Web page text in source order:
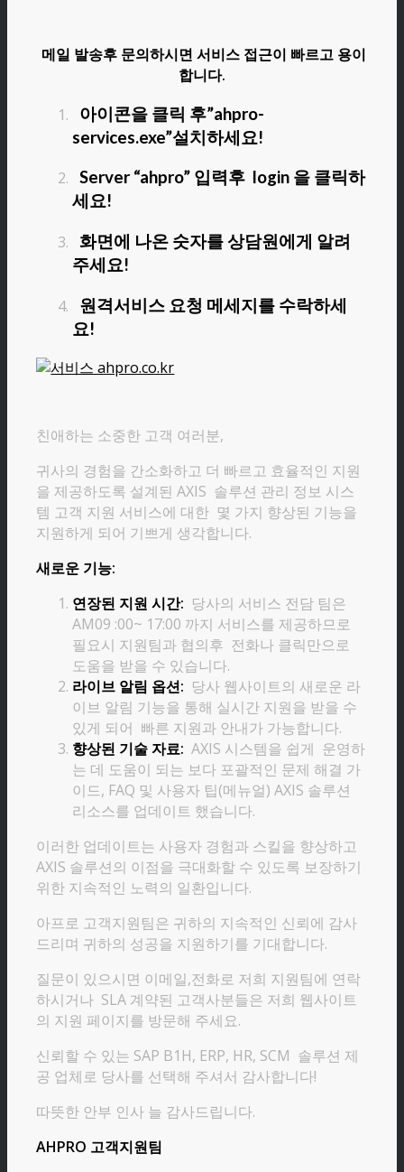
메일 발송후 문의하시면 서비스 접근이 빠르고 용이
합니다.
아이콘을 클릭 후”ahpro-
services.exe”설치하세요!
Server “ahpro” 입력후 login 을 클릭하
세요!
화면에 나온 숫자를 상담원에게 알려
주세요!
원격서비스 요청 메세지를 수락하세
요!
친애하는 소중한 고객 여러분,
귀사의 경험을 간소화하고 더 빠르고 효율적인 지원
을 제공하도록 설계된 AXIS 솔루션 관리 정보 시스
템 고객 지원 서비스에 대한 몇 가지 향상된 기능을
지원하게 되어 기쁘게 생각합니다.
새로운 기능:
연장된 지원 시간: 당사의 서비스 전담 팀은
AM09 :00~ 17:00 까지 서비스를 제공하므로
필요시 지원팀과 협의후 전화나 클릭만으로
도움을 받을 수 있습니다.
라이브 알림 옵션: 당사 웹사이트의 새로운 라
이브 알림 기능을 통해 실시간 지원을 받을 수
있게 되어 빠른 지원과 안내가 가능합니다.
향상된 기술 자료: AXIS 시스템을 쉽게 운영하
는 데 도움이 되는 보다 포괄적인 문제 해결 가
이드, FAQ 및 사용자 팁(메뉴얼) AXIS 솔루션
리소스를 업데이트 했습니다.
이러한 업데이트는 사용자 경험과 스킬을 향상하고
AXIS 솔루션의 이점을 극대화할 수 있도록 보장하기
위한 지속적인 노력의 일환입니다.
아프로 고객지원팀은 귀하의 지속적인 신뢰에 감사
드리며 귀하의 성공을 지원하기를 기대합니다.
질문이 있으시면 이메일,전화로 저희 지원팀에 연락
하시거나 SLA 계약된 고객사분들은 저희 웹사이트
의 지원 페이지를 방문해 주세요.
신뢰할 수 있는 SAP B1H, ERP, HR, SCM 솔루션 제
공 업체로 당사를 선택해 주셔서 감사합니다!
따뜻한 안부 인사 늘 감사드립니다.
AHPRO 고객지원팀